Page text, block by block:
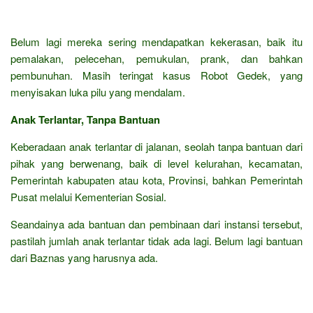
Belum lagi mereka sering mendapatkan kekerasan, baik itu
pemalakan, pelecehan, pemukulan, prank, dan bahkan
pembunuhan. Masih teringat kasus Robot Gedek, yang
menyisakan luka pilu yang mendalam.
Anak Terlantar, Tanpa Bantuan
Keberadaan anak terlantar di jalanan, seolah tanpa bantuan dari
pihak yang berwenang, baik di level kelurahan, kecamatan,
Pemerintah kabupaten atau kota, Provinsi, bahkan Pemerintah
Pusat melalui Kementerian Sosial.
Seandainya ada bantuan dan pembinaan dari instansi tersebut,
pastilah jumlah anak terlantar tidak ada lagi. Belum lagi bantuan
dari Baznas yang harusnya ada.